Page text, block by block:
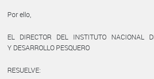
Por ello,
EL DIRECTOR DEL INSTITUTO NACIONAL
Y DESARROLLO PESQUERO
RESUELVE: